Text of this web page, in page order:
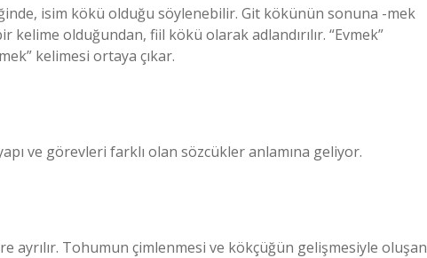
isim kökü olduğu söylenebilir. Git kökünün sonuna -mek
kelime olduğundan, fiil kökü olarak adlandırılır. “Evmek”
kelimesi ortaya çıkar.
ve görevleri farklı olan sözcükler anlamına geliyor.
ayrılır. Tohumun çimlenmesi ve kökçüğün gelişmesiyle oluşan